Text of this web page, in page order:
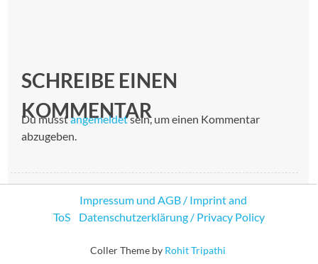
SCHREIBE EINEN
KOMMENTAR
Du musstangemeldetsein, um einen Kommentar
abzugeben.
Impressum und AGB / Imprint and
ToS
Datenschutzerklärung / Privacy Policy
Coller Theme by Rohit Tripathi